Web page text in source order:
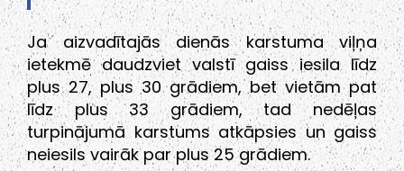
Ja aizvadītajās dienās karstuma viļņa
ietekmē daudzviet valstī gaiss iesila līdz
plus 27, plus 30 grādiem, bet vietām pat
līdz plus 33 grādiem, tad nedēļas
turpinājumā karstums atkāpsies un gaiss
neiesils vairāk par plus 25 grādiem.